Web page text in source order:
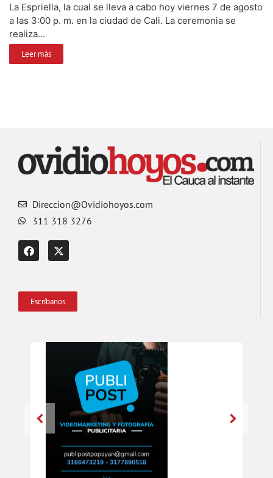
La Espriella, la cual se lleva a cabo hoy viernes 7 de agosto
a las 3:00 p. m. en la ciudad de Cali. La ceremonia se
realiza...
Leer más
Direccion@Ovidiohoyos.com
311 318 3276
Escríbanos